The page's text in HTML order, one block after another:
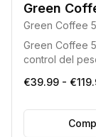
Green
Green Coffee
Green Coffee
control del
mejorar la
€39.99 -